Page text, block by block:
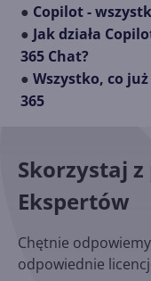
● Copilot -
● Jak działa
365 Chat?
● Wszystko, co
365
Skorzystaj
Ekspertów
Chętnie
odpowiednie